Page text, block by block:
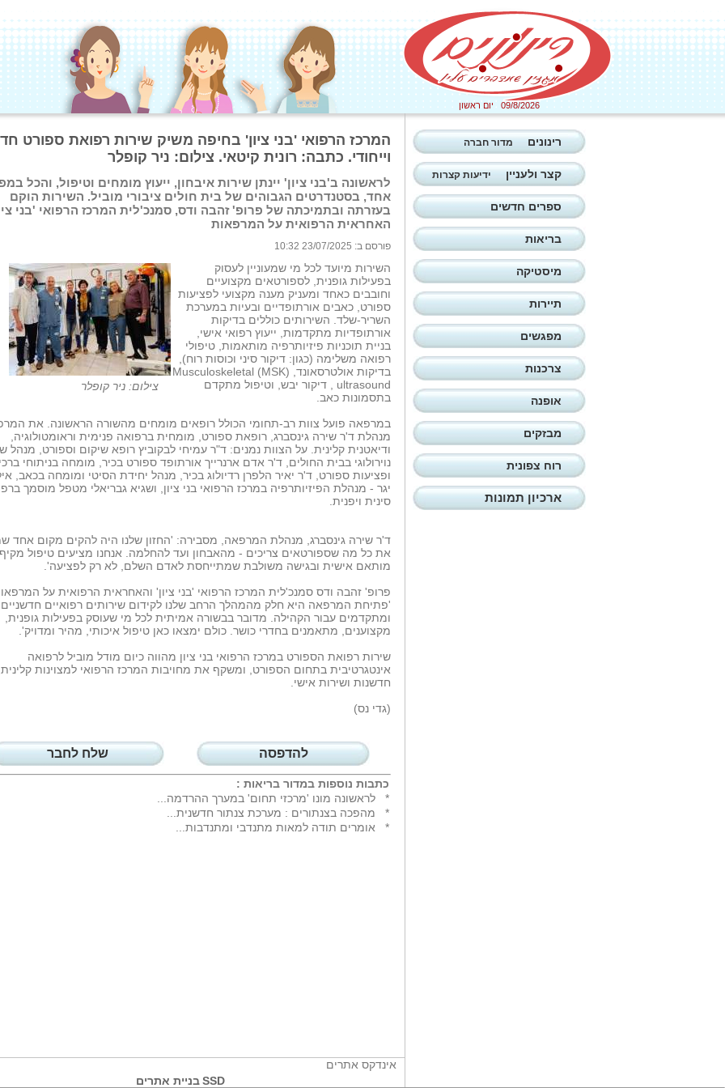
09/8/2026 יום ראשון
המרכז הרפואי 'בני ציון' בחיפה משיק שירות רפואת ספורט
וייחודי. כתבה: רונית קיטאי. צילום: ניר קופלר
לראשונה ב'בני ציון' יינתן שירות איבחון, ייעוץ מומחים וטיפול, והכל
אחד, בסטנדרטים הגבוהים של בית חולים ציבורי מוביל. השירות הוקם
בעזרתה ובתמיכתה של פרופ' זהבה ודס, סמנכ'לית המרכז הרפואי 'בני
האחראית הרפואית על המרפאות
פורסם ב: 23/07/2025 10:32
צילום: ניר קופלר
השירות מיועד לכל מי שמעוניין לעסוק
בפעילות גופנית, לספורטאים מקצועיים
וחובבים כאחד ומעניק מענה מקצועי לפציעות
ספורט, כאבים אורתופדיים ובעיות במערכת
השריר-שלד. השירותים כוללים בדיקות
אורתופדיות מתקדמות, ייעוץ רפואי אישי,
בניית תוכניות פיזיותרפיה מותאמות, טיפולי
רפואה משלימה (כגון: דיקור סיני וכוסות רוח),
בדיקות אולטרסאונד, Musculoskeletal (MSK)
ultrasound , דיקור יבש, וטיפול מתקדם
בתסמונות כאב.
במרפאה פועל צוות רב-תחומי הכולל רופאים מומחים מהשורה הראשונה. את
מנהלת ד'ר שירה גינסברג, רופאת ספורט, מומחית ברפואה פנימית וראומטולוגיה,
ודיאטנית קלינית. על הצוות נמנים: ד"ר עמיחי לבקוביץ רופא שיקום וספורט, מנהל
נוירולוגי בבית החולים, ד'ר אדם ארנרייך אורתופד ספורט בכיר, מומחה בניתוחי
ופציעות ספורט, ד'ר יאיר הלפרן רדיולוג בכיר, מנהל יחידת הסיטי ומומחה בכאב,
יגר - מנהלת הפיזיותרפיה במרכז הרפואי בני ציון, ושגיא גבריאלי מטפל מוסמך
סינית ויפנית.
ד'ר שירה גינסברג, מנהלת המרפאה, מסבירה: 'החזון שלנו היה להקים מקום אחד
את כל מה שספורטאים צריכים - מהאבחון ועד להחלמה. אנחנו מציעים טיפול מקיף,
מותאם אישית ובגישה משולבת שמתייחסת לאדם השלם, לא רק לפציעה'.
פרופ' זהבה ודס סמנכ'לית המרכז הרפואי 'בני ציון' והאחראית הרפואית על
'פתיחת המרפאה היא חלק מהמהלך הרחב שלנו לקידום שירותים רפואיים חדשניים
ומתקדמים עבור הקהילה. מדובר בבשורה אמיתית לכל מי שעוסק בפעילות גופנית,
מקצוענים, מתאמנים בחדרי כושר. כולם ימצאו כאן טיפול איכותי, מהיר ומדויק'.
שירות רפואת הספורט במרכז הרפואי בני ציון מהווה כיום מודל מוביל לרפואה
אינטגרטיבית בתחום הספורט, ומשקף את מחויבות המרכז הרפואי למצוינות קלינית,
חדשנות ושירות אישי.
(גדי נס)
שלח לחבר להדפסה
כתבות נוספות במדור בריאות :
* לראשונה מונו 'מרכזי תחום' במערך ההרדמה...
* מהפכה בצנתורים : מערכת צנתור חדשנית...
* אומרים תודה למאות מתנדבי ומתנדבות...
אינדקס אתרים
SSDבניית אתרים
רינונים מדור חברה
קצר ולעניין ידיעות קצרות
ספרים חדשים
בריאות
מיסטיקה
תיירות
מפגשים
צרכנות
אופנה
מבזקים
רוח צפונית
ארכיון תמונות